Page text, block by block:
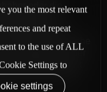
oder die
keiner
denn, eine solche
Verlinkung oder
zulässig, soweit
nach § 51 UrhG
you the most relevant
and repeat
to the use of ALL
Settings to
settings